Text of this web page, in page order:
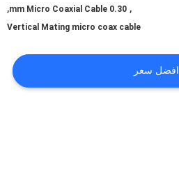
,
0.30 mm Micro Coaxial Cable
,
Vertical Mating micro coax cable
افضل سعر